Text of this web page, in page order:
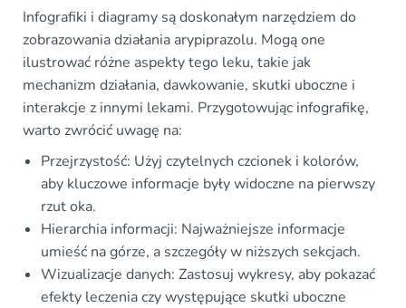
Infografiki i diagramy są doskonałym narzędziem do
zobrazowania działania arypiprazolu. Mogą one
ilustrować różne aspekty tego leku, takie jak
mechanizm działania, dawkowanie, skutki uboczne i
interakcje z innymi lekami. Przygotowując infografikę,
warto zwrócić uwagę na:
Przejrzystość: Użyj czytelnych czcionek i kolorów,
aby kluczowe informacje były widoczne na pierwszy
rzut oka.
Hierarchia informacji: Najważniejsze informacje
umieść na górze, a szczegóły w niższych sekcjach.
Wizualizacje danych: Zastosuj wykresy, aby pokazać
efekty leczenia czy występujące skutki uboczne